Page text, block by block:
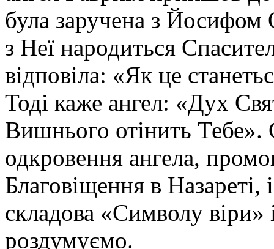
була заручена з Йосифом
з Неї народиться
відповіла: «Як це
Тоді каже ангел: «Дух
Вишнього отінить Тебе».
одкровення ангела,
Благовіщення в Назареті,
складова «Символу
роздумуємо.